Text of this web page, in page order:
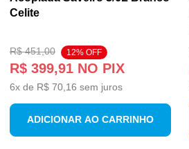
Celite
R$ 451,00 12% OFF
R$ 399,91NO PIX
6x de R$ 70, 16 sem juros
ADICIONAR AO CARRINHO